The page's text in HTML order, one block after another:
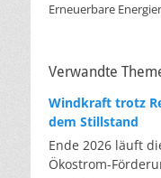
Erneuerbare
Verwandte
Windkraft trotz
dem Stillstand
Ende 2026 läuft
Ökostrom-